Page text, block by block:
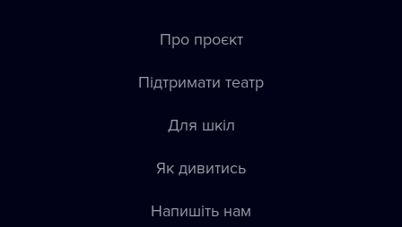
Про проєкт
Підтримати театр
Для шкіл
Як дивитись
Напишіть нам